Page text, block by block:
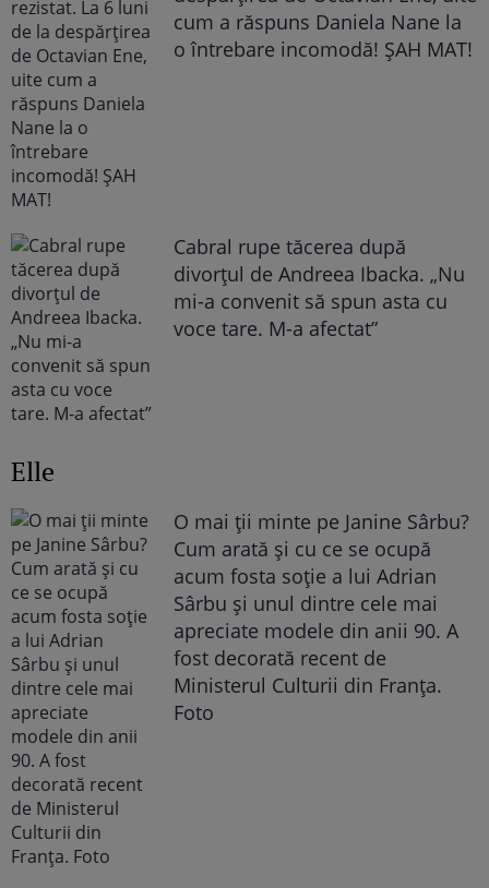
cum a răspuns Daniela Nane la
o întrebare incomodă! ȘAH MAT!
Cabral rupe tăcerea după
divorțul de Andreea Ibacka. „Nu
mi-a convenit să spun asta cu
voce tare. M-a afectat”
Elle
O mai ții minte pe Janine Sârbu?
Cum arată și cu ce se ocupă
acum fosta soție a lui Adrian
Sârbu și unul dintre cele mai
apreciate modele din anii 90. A
fost decorată recent de
Ministerul Culturii din Franța.
Foto